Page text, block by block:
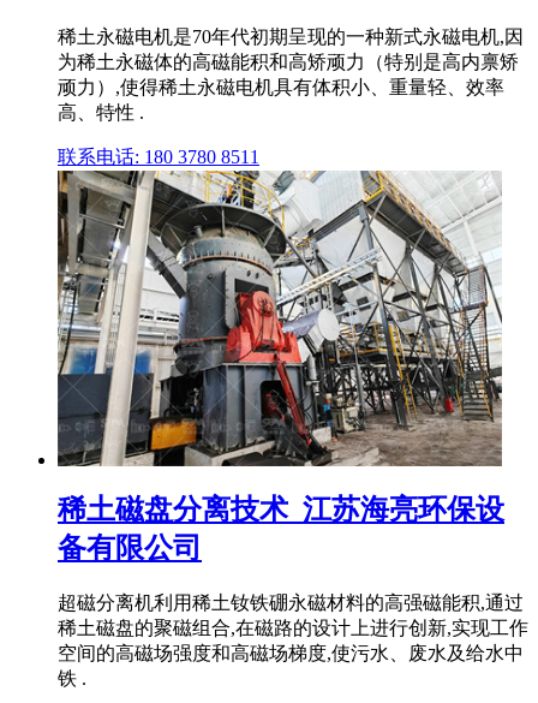
稀土永磁电机是70年代初期呈现的一种新式永磁电机,因
为稀土永磁体的高磁能积和高矫顽力（特别是高内禀矫
顽力）,使得稀土永磁电机具有体积小、重量轻、效率
高、特性 .
联系电话: 180 3780 8511
稀土磁盘分离技术_江苏海亮环保设
备有限公司
超磁分离机利用稀土钕铁硼永磁材料的高强磁能积,通过
稀土磁盘的聚磁组合,在磁路的设计上进行创新,实现工作
空间的高磁场强度和高磁场梯度,使污水、废水及给水中
铁 .